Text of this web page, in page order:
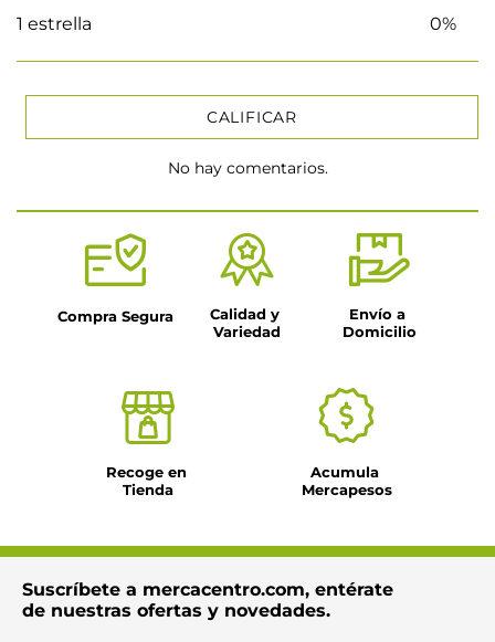
1 estrella 0%
CALIFICAR
Enviar comentario
No hay comentarios.
Compra Segura
Calidad y
Variedad
Envío a
Domicilio
Recoge en
Tienda
Acumula
Mercapesos
Suscríbete a mercacentro.com, entérate
de nuestras ofertas y novedades.